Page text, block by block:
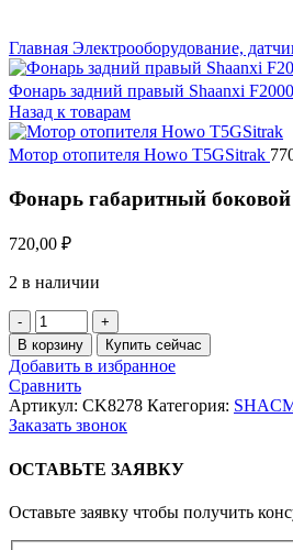
Главная Электрооборудование,
Фонарь задний правый Shaanxi F2000
Назад к товарам
Мотор отопителя Howo T5GSitrak
Фонарь габаритный
720,00 ₽
2 в наличии
Количество
товара
Фонарь
габаритный
боковой
HOWO
(кузова)
В корзину Купить сейчас
Добавить в избранное
Сравнить
Артикул: CK8278 Категория:
Заказать звонок
ОСТАВЬТЕ ЗАЯВКУ
Оставьте заявку чтобы получить